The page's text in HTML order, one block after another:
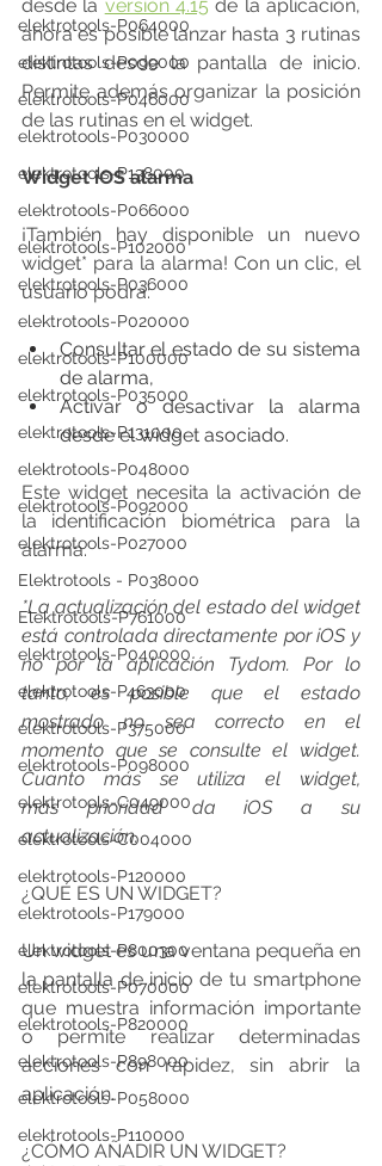
elektrotools-P064000
elektrotools-P099000
elektrotools-P046000
elektrotools-P030000
elektrotools-P138000
elektrotools-P066000
elektrotools-P102000
elektrotools-P036000
elektrotools-P020000
elektrotools-P100000
elektrotools-P035000
elektrotools-P131000
elektrotools-P048000
elektrotools-P092000
elektrotools-P027000
Elektrotools - P038000
Elektrotools-P761000
elektrotools-P040000
elektrotools-P463000
elektrotools-P375000
elektrotools-P098000
elektrotools-C049000
elektrotools-C004000
elektrotools-P120000
elektrotools-P179000
elektrotools-P800300
elektrotools-P070000
elektrotools-P820000
elektrotools-P898000
elektrotools-P058000
elektrotools-P110000
desde la versión 4.15 de la aplicación,
ahora es posible lanzar hasta 3 rutinas
distintas desde la pantalla de inicio.
Permite además organizar la posición
de las rutinas en el widget.
Widget iOS alarma
¡También hay disponible un nuevo
widget* para la alarma! Con un clic, el
usuario podrá:
Consultar el estado de su sistema
de alarma,
Activar o desactivar la alarma
desde el widget asociado.
Este widget necesita la activación de
la identificación biométrica para la
alarma.
*La actualización del estado del widget
está controlada directamente por iOS y
no por la aplicación Tydom. Por lo
tanto, es posible que el estado
mostrado no sea correcto en el
momento que se consulte el widget.
Cuanto más se utiliza el widget,
más prioridad da iOS a su
actualización.
¿QUÉ ES UN WIDGET?
Un widget es una ventana pequeña en
la pantalla de inicio de tu smartphone
que muestra información importante
o permite realizar determinadas
acciones con rapidez, sin abrir la
aplicación.
¿CÓMO AÑADIR UN WIDGET?